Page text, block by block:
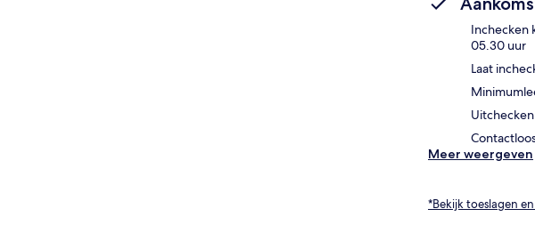
Inchecken
05.30 uur
Laat
Meer weergeven
*Bekijk toeslagen